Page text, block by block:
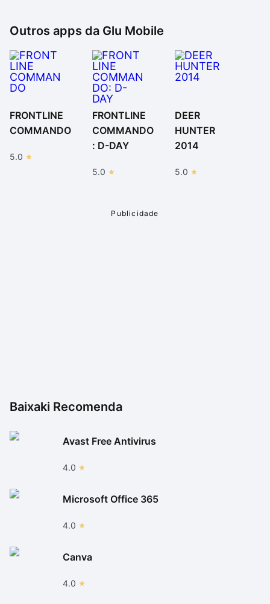
horas de jogo). Seria mais interessante que
FRONTLINE COMMANDO fosse um jogo pago e que
não cobrasse por créditos especiais, pois certamente,
valeria o investimento em um app tão legal.
Outros apps da Glu Mobile
FRONTLINE
COMMANDO
5.0
FRONTLINE
COMMANDO
: D-DAY
5.0
DEER
HUNTER
2014
5.0
Baixaki Recomenda
Avast Free Antivirus
4.0
Microsoft Office 365
4.0
Canva
4.0